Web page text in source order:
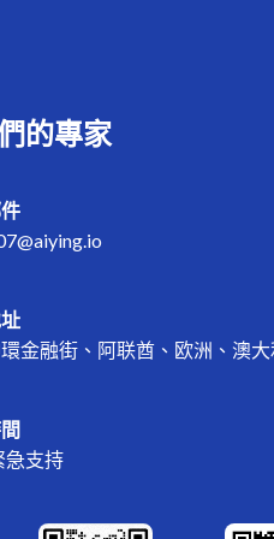
的專家
金融街、阿联酋、欧洲、澳
急支持